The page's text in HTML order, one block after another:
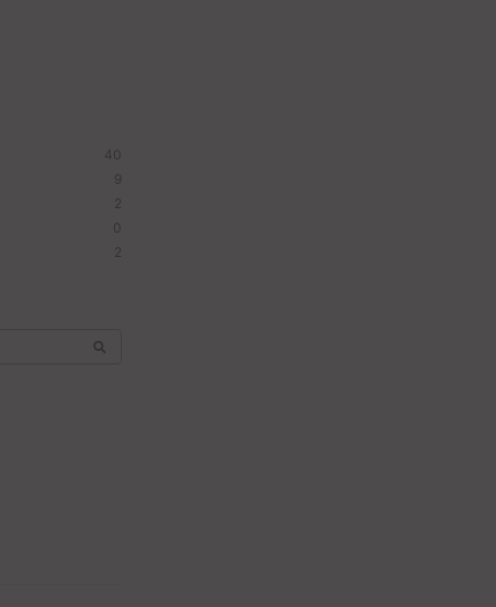
40
9
2
0
2